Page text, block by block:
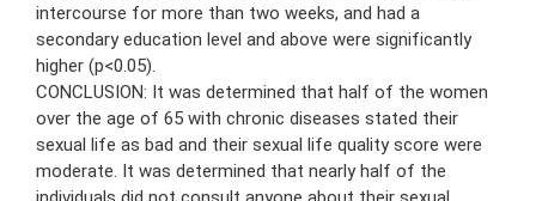
intercourse for more than two weeks, and had a
secondary education level and above were significantly
higher (p<0.05).
CONCLUSION: It was determined that half of the women
over the age of 65 with chronic diseases stated their
sexual life as bad and their sexual life quality score were
moderate. It was determined that nearly half of the